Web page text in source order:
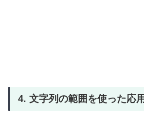
4. 文字列の範囲を使った応用